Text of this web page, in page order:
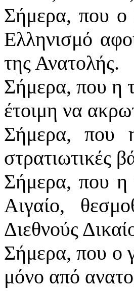
Σήμερα, που ο
Ελληνισμό
της Ανατολής.
Σήμερα, που η
έτοιμη να
Σήμερα, που
στρατιωτικές
Σήμερα, που η
Αιγαίο,
Διεθνούς
Σήμερα, που ο
μόνο από